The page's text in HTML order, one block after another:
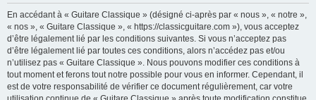
En accédant à « Guitare Classique » (désigné ci-après par « nous », « notre »,
« nos », « Guitare Classique », « https://classicguitare.com »), vous acceptez
d’être légalement lié par les conditions suivantes. Si vous n’acceptez pas
d’être légalement lié par toutes ces conditions, alors n’accédez pas et/ou
n’utilisez pas « Guitare Classique ». Nous pouvons modifier ces conditions à
tout moment et ferons tout notre possible pour vous en informer. Cependant, il
est de votre responsabilité de vérifier ce document régulièrement, car votre